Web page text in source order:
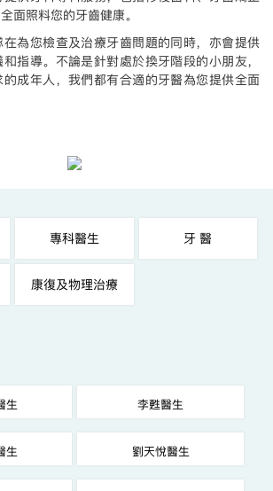
面照料您的牙齒健康。
為您檢查及治療牙齒問題的同時，亦會提供
指導。不論是針對處於換牙階段的小朋友，
成年人，我們都有合適的牙醫為您提供全面
專科醫生 牙 醫
康復及物理治療
生 李甦醫生
生 劉天悅醫生